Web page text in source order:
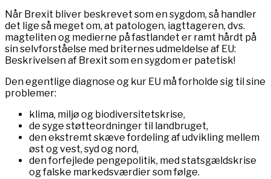
Når Brexit bliver beskrevet som en sygdom, så handler
det lige så meget om, at patologen, iagttageren, dvs.
magteliten og medierne på fastlandet er ramt hårdt på
sin selvforståelse med briternes udmeldelse af EU:
Beskrivelsen af Brexit som en sygdom er patetisk!
Den egentlige diagnose og kur EU må forholde sig til sine
problemer:
klima, miljø og biodiversitetskrise,
de syge støtteordninger til landbruget,
den ekstremt skæve fordeling af udvikling mellem
øst og vest, syd og nord,
den forfejlede pengepolitik, med statsgældskrise
og falske markedsværdier som følge.